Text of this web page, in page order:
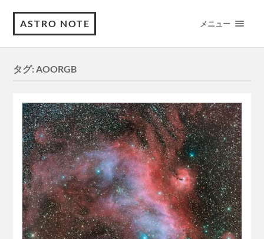
ASTRO NOTE メニュー
タグ:AOORGB